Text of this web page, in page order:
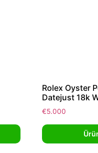
Rolex Oyster
Datejust 18k
€5.000